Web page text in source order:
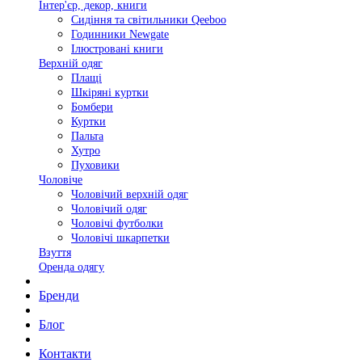
Інтер'єр, декор, книги
Сидіння та світильники Qeeboo
Годинники Newgate
Ілюстровані книги
Верхній одяг
Плащі
Шкіряні куртки
Бомбери
Куртки
Пальта
Хутро
Пуховики
Чоловіче
Чоловічий верхній одяг
Чоловічий одяг
Чоловічі футболки
Чоловічі шкарпетки
Взуття
Оренда одягу
Бренди
Блог
Контакти